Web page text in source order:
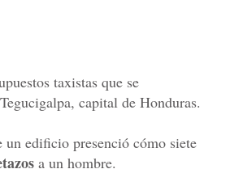
taxistas que se
capital de Honduras.
un edificio presenció cómo siete
a un hombre.